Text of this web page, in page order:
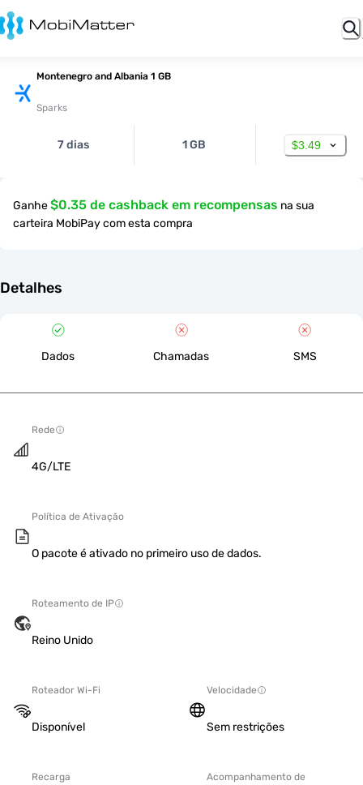
Montenegro and Albania 1 GB
Sparks
7 dias 1 GB $3.49
Ganhe$0.35 de cashback em recompensas na sua
carteira MobiPay com esta compra
Detalhes
Dados Chamadas SMS
Rede
4G/LTE
Política de Ativação
O pacote é ativado no primeiro uso de dados.
Roteamento de IP
Reino Unido
Roteador Wi-Fi
Disponível
Velocidade
Sem restrições
Recarga
Acompanhamento de